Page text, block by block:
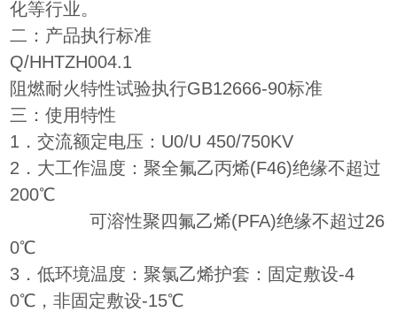
化等行业。
二：产品执行标准
Q/HHTZH004.1
阻燃耐火特性试验执行GB12666-90标准
三：使用特性
1．交流额定电压：U0/U 450/750KV
2．大工作温度：聚全氟乙丙烯(F46)绝缘不超过
200℃
可溶性聚四氟乙烯(PFA)绝缘不超过26
0℃
3．低环境温度：聚氯乙烯护套：固定敷设-4
0℃，非固定敷设-15℃